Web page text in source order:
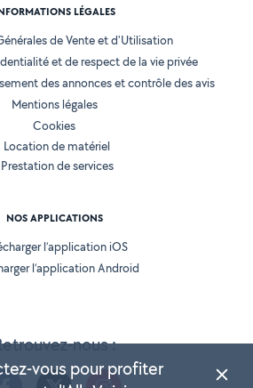
nous :
LÉGALES
de Vente et d'Utilisation
et de respect de la vie privée
des annonces et contrôle des avis
Mentions légales
Cookies
Location de matériel
Prestation de services
NOS APPLICATIONS
l’application iOS
l’application Android
vous pour profiter